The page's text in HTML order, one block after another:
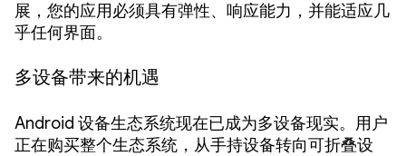
展，您的应用必须具有弹性、响应能力，并能适应几
乎任何界面。
多设备带来的机遇
Android 设备生态系统现在已成为多设备现实。用户
正在购买整个生态系统，从手持设备转向可折叠设